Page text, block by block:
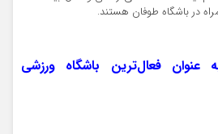
عنوان فعال‌ترین باشگاه ورزشی